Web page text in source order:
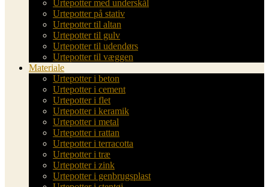
Urtepotter med underskål
Urtepotter på stativ
Urtepotter til altan
Urtepotter til gulv
Urtepotter til udendørs
Urtepotter til væggen
Materiale
Urtepotter i beton
Urtepotter i cement
Urtepotter i flet
Urtepotter i keramik
Urtepotter i metal
Urtepotter i rattan
Urtepotter i terracotta
Urtepotter i træ
Urtepotter i zink
Urtepotter i genbrugsplast